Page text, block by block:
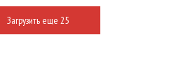
Загрузить еще 25